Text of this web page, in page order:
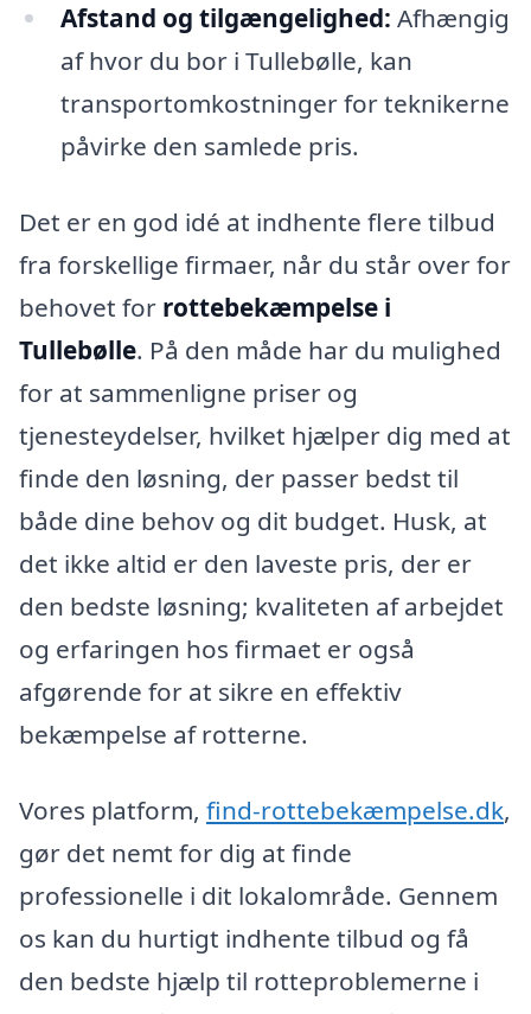
Afstand og tilgængelighed: Afhængig
af hvor du bor i Tullebølle, kan
transportomkostninger for teknikerne
påvirke den samlede pris.
Det er en god idé at indhente flere tilbud
fra forskellige firmaer, når du står over for
behovet for rottebekæmpelse i
Tullebølle. På den måde har du mulighed
for at sammenligne priser og
tjenesteydelser, hvilket hjælper dig med at
finde den løsning, der passer bedst til
både dine behov og dit budget. Husk, at
det ikke altid er den laveste pris, der er
den bedste løsning; kvaliteten af arbejdet
og erfaringen hos firmaet er også
afgørende for at sikre en effektiv
bekæmpelse af rotterne.
Vores platform, find-rottebekæmpelse.dk,
gør det nemt for dig at finde
professionelle i dit lokalområde. Gennem
os kan du hurtigt indhente tilbud og få
den bedste hjælp til rotteproblemerne i